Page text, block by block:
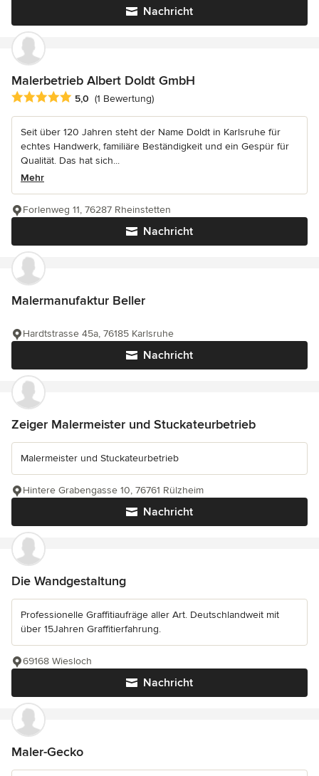
Nachricht
Malerbetrieb Albert Doldt GmbH
Durchschnittliche Bewertung: 5 von 5 Sternen
5,0 (1 Bewertung)
Seit über 120 Jahren steht der Name Doldt in Karlsruhe für
echtes Handwerk, familiäre Beständigkeit und ein Gespür für
Qualität. Das hat sich...
Mehr
Nachricht
Forlenweg 11, 76287 Rheinstetten
Malermanufaktur Beller
Nachricht
Hardtstrasse 45a, 76185 Karlsruhe
Zeiger Malermeister und Stuckateurbetrieb
Malermeister und Stuckateurbetrieb
Nachricht
Hintere Grabengasse 10, 76761 Rülzheim
Die Wandgestaltung
Professionelle Graffitiaufräge aller Art. Deutschlandweit mit
über 15Jahren Graffitierfahrung.
Nachricht
69168 Wiesloch
Maler-Gecko